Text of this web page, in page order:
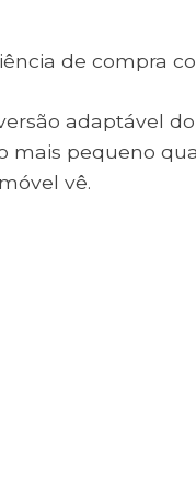
de compra
adaptável
mais pequeno
vê.